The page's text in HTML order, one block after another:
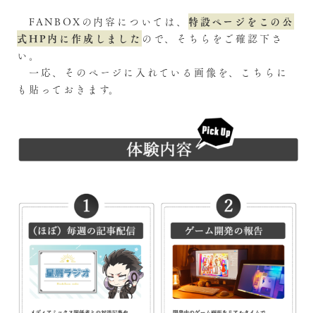
FANBOXの内容については、 特設ページをこの公
式HP内に作成しました ので、そちらをご確認下さ
い。
一応、そのページに入れている画像を、こちらに
も貼っておきます。